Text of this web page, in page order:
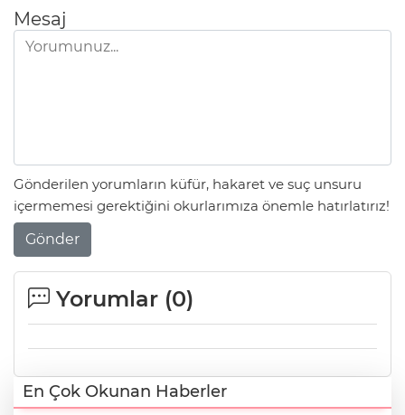
Mesaj
Gönderilen yorumların küfür, hakaret ve suç unsuru
içermemesi gerektiğini okurlarımıza önemle hatırlatırız!
Gönder
Yorumlar (0)
En Çok Okunan Haberler